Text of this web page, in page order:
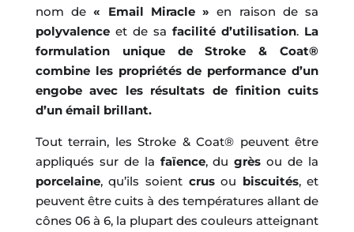
nom de« Email Miracle » en raison de sa
polyvalenceet de safacilité d’utilisation. La
formulation unique de Stroke & Coat®
combine les propriétés de performance d’un
engobe avec les résultats de finition cuits
d’un émail brillant.
Tout terrain, les Stroke & Coat® peuvent être
appliqués sur de la faïence, dugrès ou de la
porcelaine, qu’ils soient crusou biscuités, et
peuvent être cuits à des températures allant de
cônes 06 à 6, la plupart des couleurs atteignant